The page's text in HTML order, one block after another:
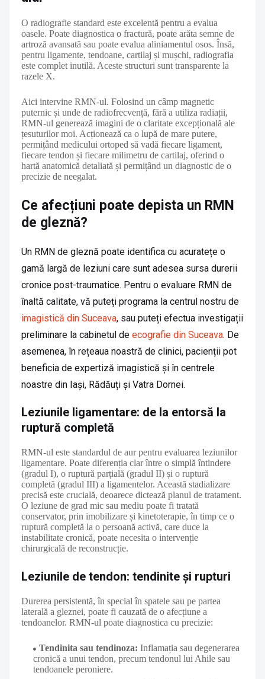
O radiografie standard este excelentă pentru a evalua
oasele. Poate diagnostica o fractură, poate arăta semne de
artroză avansată sau poate evalua aliniamentul osos. Însă,
pentru ligamente, tendoane, cartilaj și mușchi, radiografia
este complet inutilă. Aceste structuri sunt transparente la
razele X.
Aici intervine RMN-ul. Folosind un câmp magnetic
puternic și unde de radiofrecvență, fără a utiliza radiații,
RMN-ul generează imagini de o claritate excepțională ale
țesuturilor moi. Acționează ca o lupă de mare putere,
permițând medicului ortoped să vadă fiecare ligament,
fiecare tendon și fiecare milimetru de cartilaj, oferind o
hartă anatomică detaliată și permițând un diagnostic de o
precizie de neegalat.
Ce afecțiuni poate depista un RMN
de gleznă?
Un RMN de gleznă poate identifica cu acuratețe o
gamă largă de leziuni care sunt adesea sursa durerii
cronice post-traumatice. Pentru o evaluare RMN de
înaltă calitate, vă puteți programa la centrul nostru de
imagistică din Suceava, sau puteți efectua investigații
preliminare la cabinetul de ecografie din Suceava. De
asemenea, în rețeaua noastră de clinici, pacienții pot
beneficia de expertiză imagistică și în centrele
noastre din Iași, Rădăuți și Vatra Dornei.
Leziunile ligamentare: de la entorsă la
ruptură completă
RMN-ul este standardul de aur pentru evaluarea leziunilor
ligamentare. Poate diferenția clar între o simplă întindere
(gradul I), o ruptură parțială (gradul II) și o ruptură
completă (gradul III) a ligamentelor. Această stadializare
precisă este crucială, deoarece dictează planul de tratament.
O leziune de grad mic sau mediu poate fi tratată
conservator, prin imobilizare și kinetoterapie, în timp ce o
ruptură completă la o persoană activă, care duce la
instabilitate cronică, poate necesita o intervenție
chirurgicală de reconstrucție.
Leziunile de tendon: tendinite și rupturi
Durerea persistentă, în special în spatele sau pe partea
laterală a gleznei, poate fi cauzată de o afecțiune a
tendoanelor. RMN-ul poate diagnostica cu precizie:
Tendinita sau tendinoza: Inflamația sau degenerarea
cronică a unui tendon, precum tendonul lui Ahile sau
tendoanele peroniere.